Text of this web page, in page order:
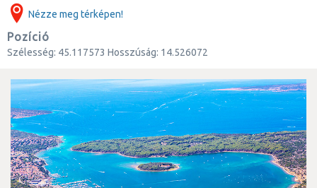
Nézze meg térképen!
Pozíció
Szélesség: 45.117573 Hosszúság: 14.526072